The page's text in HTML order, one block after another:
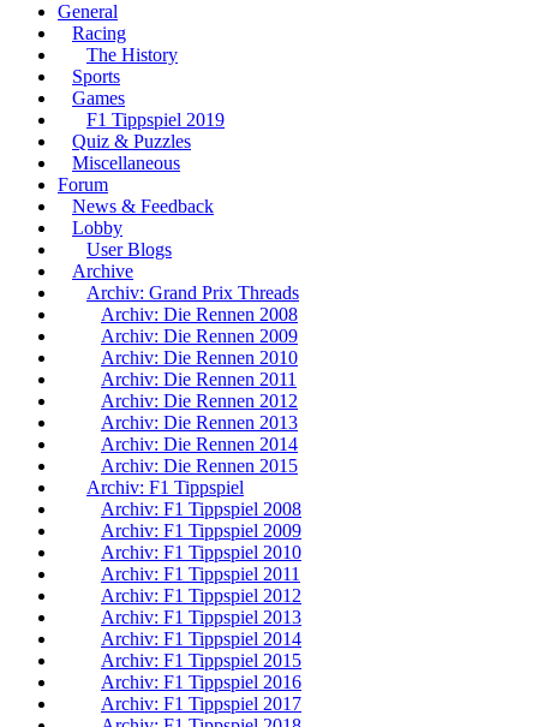
General
Racing
The History
Sports
Games
F1 Tippspiel 2019
Quiz & Puzzles
Miscellaneous
Forum
News & Feedback
Lobby
User Blogs
Archive
Archiv: Grand Prix Threads
Archiv: Die Rennen 2008
Archiv: Die Rennen 2009
Archiv: Die Rennen 2010
Archiv: Die Rennen 2011
Archiv: Die Rennen 2012
Archiv: Die Rennen 2013
Archiv: Die Rennen 2014
Archiv: Die Rennen 2015
Archiv: F1 Tippspiel
Archiv: F1 Tippspiel 2008
Archiv: F1 Tippspiel 2009
Archiv: F1 Tippspiel 2010
Archiv: F1 Tippspiel 2011
Archiv: F1 Tippspiel 2012
Archiv: F1 Tippspiel 2013
Archiv: F1 Tippspiel 2014
Archiv: F1 Tippspiel 2015
Archiv: F1 Tippspiel 2016
Archiv: F1 Tippspiel 2017